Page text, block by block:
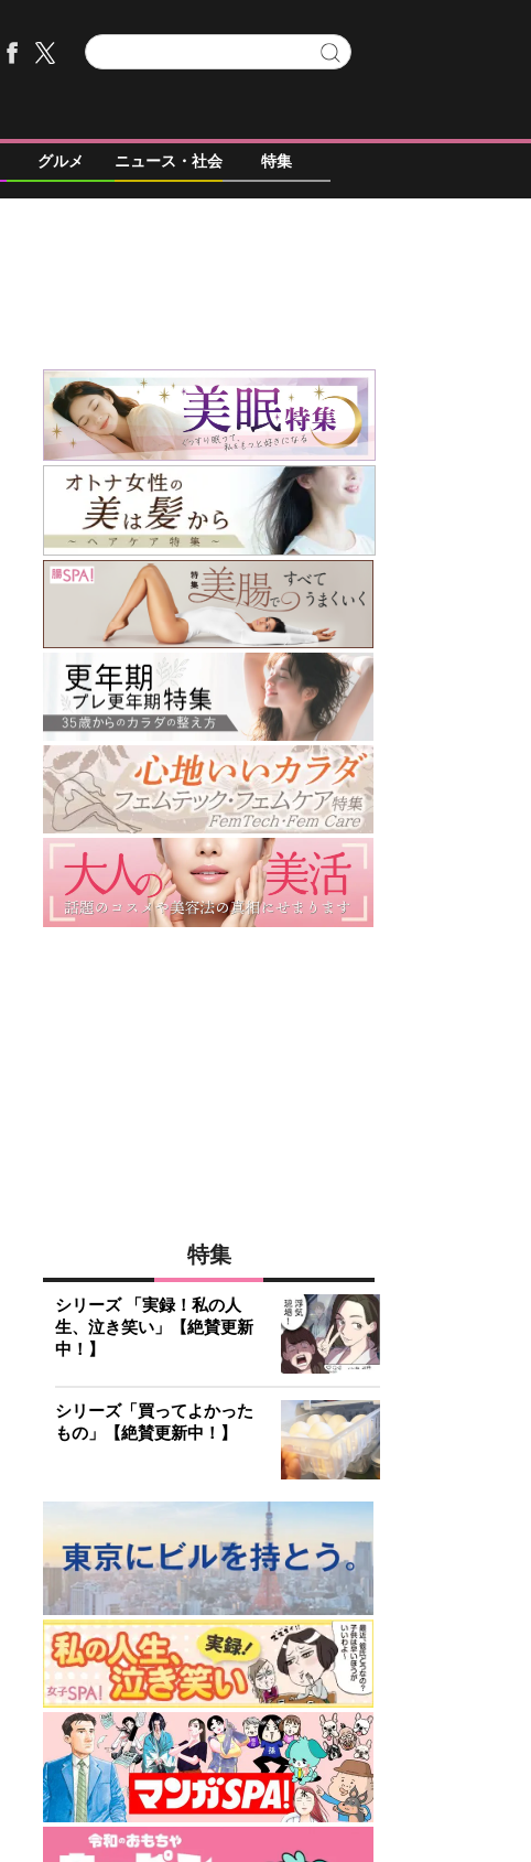
グルメ ニュース・社会 特集
特集
シリーズ 「実録！私の人
生、泣き笑い」【絶賛更新
中！】
シリーズ「買ってよかった
もの」【絶賛更新中！】